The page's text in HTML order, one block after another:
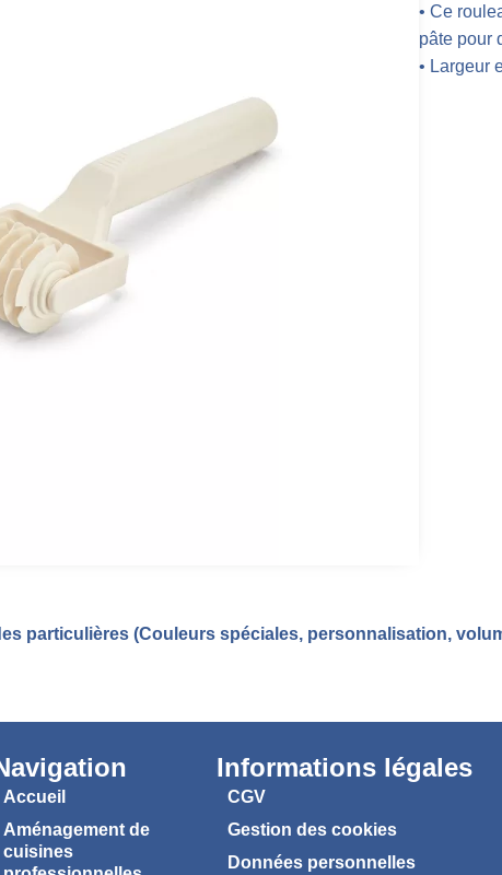
• Ce
pâte pour
• Largeur
particulières (Couleurs spéciales, personnalisation,
Accueil
Aménagement de
cuisines
Informations légales
CGV
Gestion des cookies
Données personnelles